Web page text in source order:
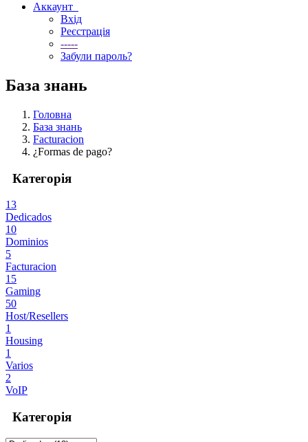
Аккаунт
Вхід
Реєстрація
-----
Забули пароль?
База знань
Головна
База знань
Facturacion
¿Formas de pago?
Категорія
13
Dedicados
10
Dominios
5
Facturacion
15
Gaming
50
Host/Resellers
1
Housing
1
Varios
2
VoIP
Категорія